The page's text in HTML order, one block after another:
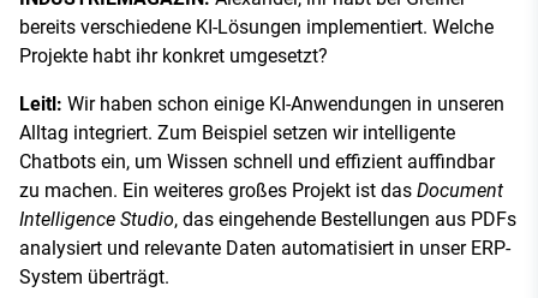
bereits verschiedene KI-Lösungen implementiert. Welche
Projekte habt ihr konkret umgesetzt?
Leitl: Wir haben schon einige KI-Anwendungen in unseren
Alltag integriert. Zum Beispiel setzen wir intelligente
Chatbots ein, um Wissen schnell und effizient auffindbar
zu machen. Ein weiteres großes Projekt ist das Document
Intelligence Studio, das eingehende Bestellungen aus PDFs
analysiert und relevante Daten automatisiert in unser ERP-
System überträgt.